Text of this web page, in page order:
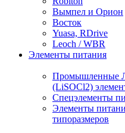
Вымпел и Орион
Восток
Yuasa, RDrive
Leoch / WBR
Элементы питания
Промышленные
(LiSOCl2)
Спецэлементы
Элементы
типоразмеров